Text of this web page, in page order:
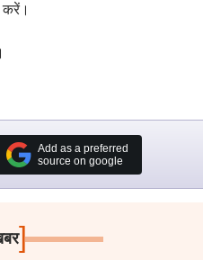
करें।
Add as a preferred
source on google
]